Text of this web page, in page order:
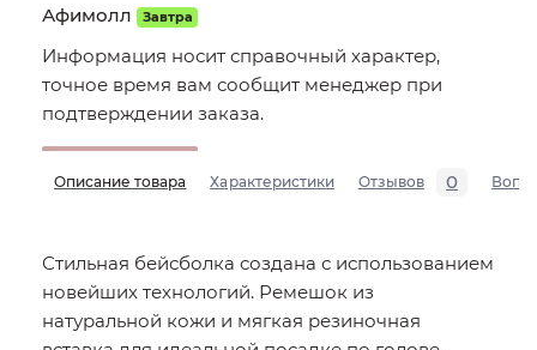
Афимолл Завтра
Информация носит справочный характер,
точное время вам сообщит менеджер при
подтверждении заказа.
Описание товара Характеристики Отзывов 0
Стильная бейсболка создана с использованием
новейших технологий. Ремешок из
натуральной кожи и мягкая резиночная